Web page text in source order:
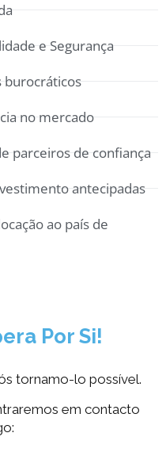
e Segurança
burocráticos
no mercado
parceiros de confiança
antecipadas
ao país de
Por Si!
tornamo-lo possível.
em contacto